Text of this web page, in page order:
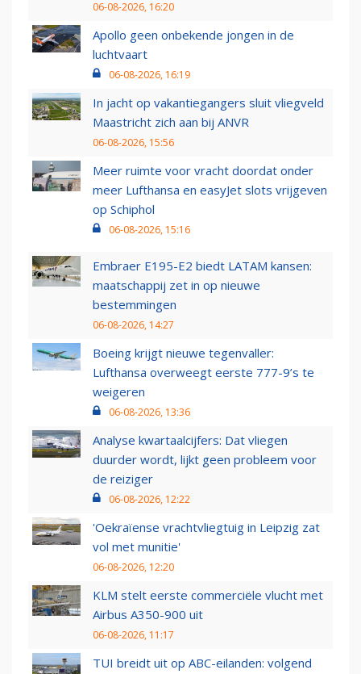
06-08-2026, 16:20
Apollo geen onbekende jongen in de
luchtvaart
06-08-2026, 16:19
In jacht op vakantiegangers sluit vliegveld
Maastricht zich aan bij ANVR
06-08-2026, 15:56
Meer ruimte voor vracht doordat onder
meer Lufthansa en easyJet slots vrijgeven
op Schiphol
06-08-2026, 15:16
Embraer E195-E2 biedt LATAM kansen:
maatschappij zet in op nieuwe
bestemmingen
06-08-2026, 14:27
Boeing krijgt nieuwe tegenvaller:
Lufthansa overweegt eerste 777-9’s te
weigeren
06-08-2026, 13:36
Analyse kwartaalcijfers: Dat vliegen
duurder wordt, lijkt geen probleem voor
de reiziger
06-08-2026, 12:22
'Oekraïense vrachtvliegtuig in Leipzig zat
vol met munitie'
06-08-2026, 12:20
KLM stelt eerste commerciële vlucht met
Airbus A350-900 uit
06-08-2026, 11:17
TUI breidt uit op ABC-eilanden: volgend